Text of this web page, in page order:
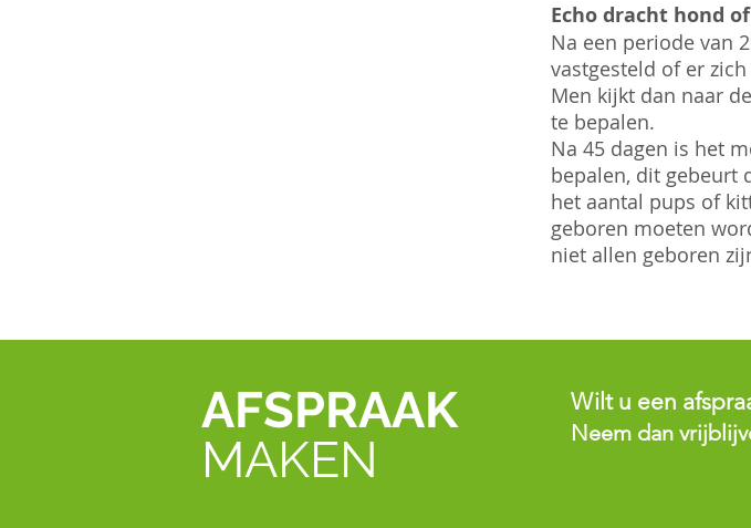
Echo dracht hond
Na een periode van
vastgesteld of er
Men kijkt dan naar
te bepalen.
Na 45 dagen is het
bepalen, dit gebeurt
het aantal pups of
geboren moeten
niet allen geboren
AFSPRAAK
MAKEN
Wilt u een
Neem dan